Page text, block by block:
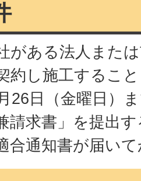
がある法人また
約し施工すること
26日（金曜日）
請求書」を提出
合通知書が届い